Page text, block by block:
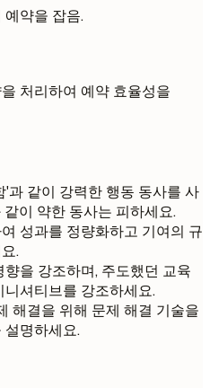
예약을 잡음.
처리하여 예약 효율성을
'과 같이 강력한 행동 동사를 사
이 약한 동사는 피하세요.
성과를 정량화하고 기여의 규
.
을 강조하며, 주도했던 교육
셔티브를 강조하세요.
해결을 위해 문제 해결 기술을
설명하세요.